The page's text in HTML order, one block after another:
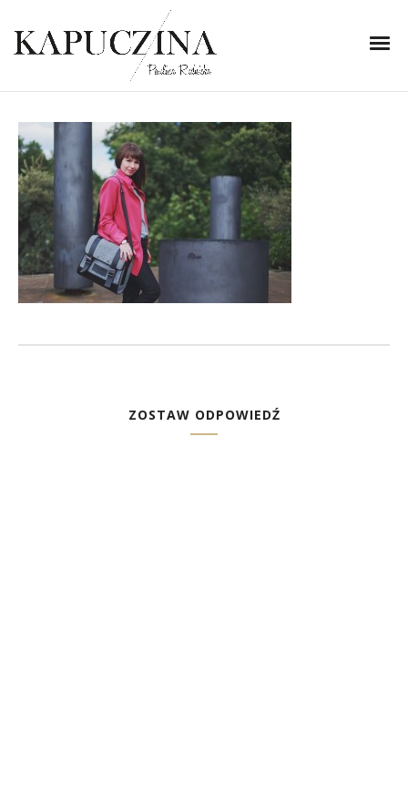
28 sierpnia 2014
IMG_0275
Written by
ZOSTAW ODPOWIEDŹ